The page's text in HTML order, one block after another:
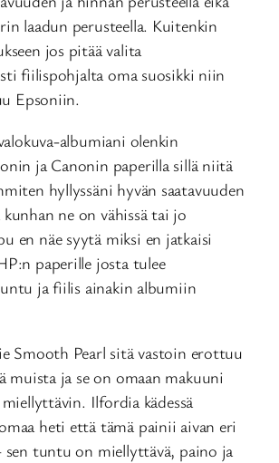
laadun perusteella. Kuitenkin
jos pitää valita
fiilispohjalta oma suosikki niin
Epsoniin.
albumiani olenkin
ja Canonin paperilla sillä niitä
hyllyssäni hyvän saatavuuden
ne on vähissä tai jo
en näe syytä miksi en jatkaisi
paperille josta tulee
ja fiilis ainakin albumiin
Smooth Pearl sitä vastoin erottuu
muista ja se on omaan makuuni
Ilfordia kädessä
heti että tämä painii aivan eri
sen tuntu on miellyttävä, paino ja